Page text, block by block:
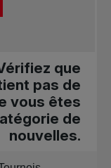
que
pas de
vous êtes
de
nouvelles.